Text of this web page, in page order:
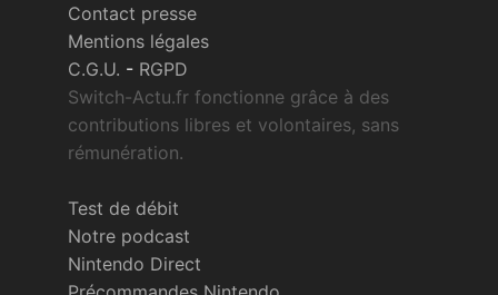
Contact presse
Mentions légales
C.G.U. - RGPD
Switch-Actu.fr fonctionne grâce à des
contributions libres et volontaires, sans
rémunération.
Test de débit
Notre podcast
Nintendo Direct